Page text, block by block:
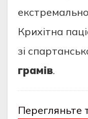
Крихітна
зі
грамів.
Перегляньте